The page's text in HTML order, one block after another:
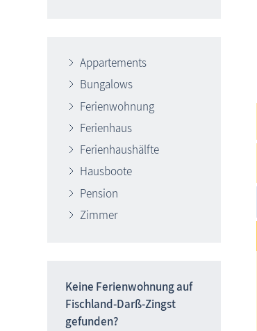
Appartements
Bungalows
Ferienwohnung
Ferienhaus
Ferienhaushälfte
Hausboote
Pension
Zimmer
Keine Ferienwohnung auf
Fischland-Darß-Zingst
gefunden?